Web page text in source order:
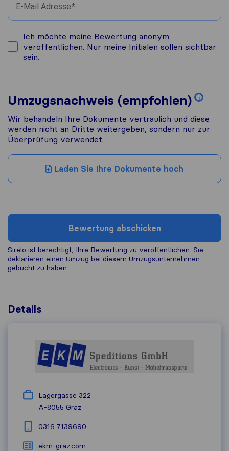
E-Mail Adresse
Ich möchte meine Bewertung anonym
veröffentlichen. Nur meine Initialen sollen sichtbar
sein.
Umzugsnachweis (empfohlen) i
Wir behandeln Ihre Dokumente vertraulich und diese
werden nicht an Dritte weitergeben, sondern nur zur
Überprüfung verwendet.
Laden Sie Ihre Dokumente hoch
Bewertung abschicken
Sirelo ist berechtigt, Ihre Bewertung zu veröffentlichen. Sie
deklarieren einen Umzug bei diesem Umzugs​unternehmen
gebucht zu haben.
Details
Lagergasse 322
A-8055 Graz
0316 7139690
ekm-graz.com